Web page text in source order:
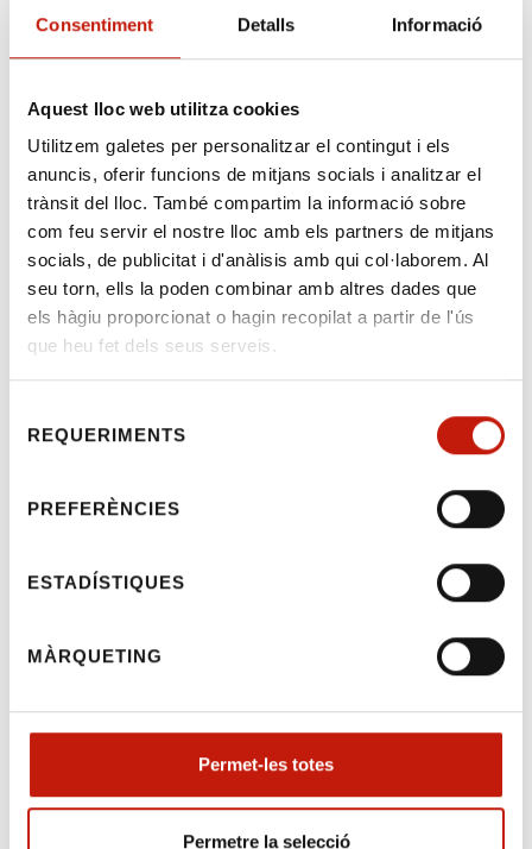
Consentiment Detalls Informació
Aquest lloc web utilitza cookies
Utilitzem galetes per personalitzar el contingut i els
anuncis, oferir funcions de mitjans socials i analitzar el
trànsit del lloc. També compartim la informació sobre
com feu servir el nostre lloc amb els partners de mitjans
socials, de publicitat i d'anàlisis amb qui col·laborem. Al
seu torn, ells la poden combinar amb altres dades que
els hàgiu proporcionat o hagin recopilat a partir de l'ús
que heu fet dels seus serveis.
REQUERIMENTS
PREFERÈNCIES
ESTADÍSTIQUES
MÀRQUETING
Permet-les totes
Permetre la selecció
el qual caldria presentar demanda de
procediment abreujat davant del jutjat
en aquesta fase de la taxa (per la demanda
de procediment abreujat), en l'escrit de
demanda caldria sol·licitar, mitjançant altressí,
el plantejament de la qüestió
d'inconstitucionalitat per l'òrgan judicial. En
aquest cas la paralització del procés per la
tramitació de la qüestió de
tramitació econòmica administrativa pot ser
l'ordre jurisdiccional contenciós
la Llei de taxes. Us n'adjuntem el model que
també trobareu a les seus del col·legi i que
podeu lliurar al ICAFI un cop emplenat amb